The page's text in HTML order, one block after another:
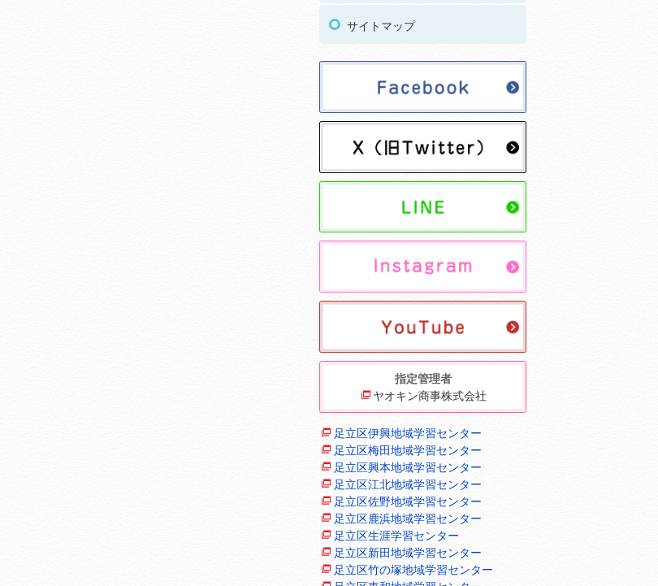
サイトマップ
指定管理者
ヤオキン商事株式会社
足立区伊興地域学習センター
足立区梅田地域学習センター
足立区興本地域学習センター
足立区江北地域学習センター
足立区佐野地域学習センター
足立区鹿浜地域学習センター
足立区生涯学習センター
足立区新田地域学習センター
足立区竹の塚地域学習センター